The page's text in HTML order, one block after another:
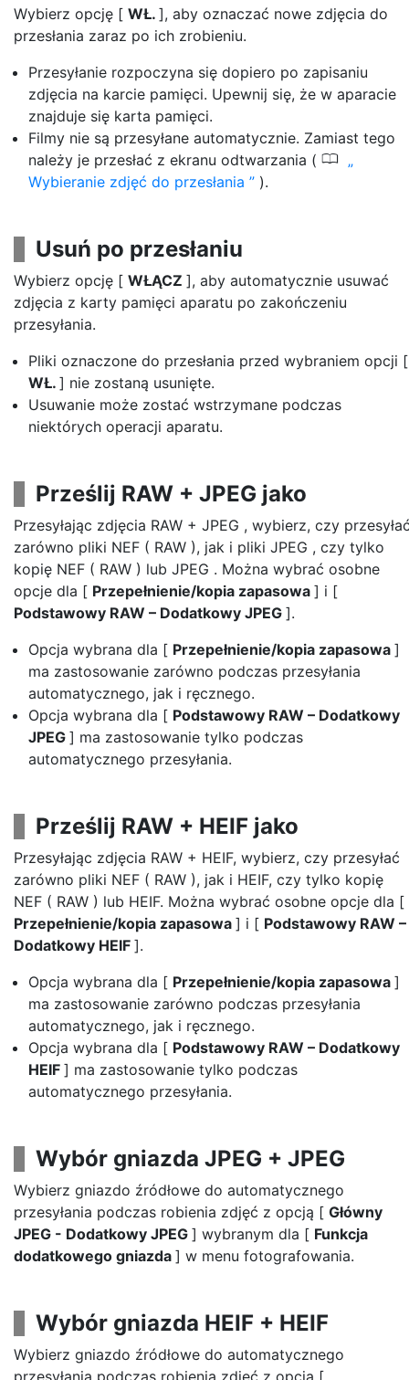
Wybierz opcję [ WŁ. ], aby oznaczać nowe zdjęcia do
przesłania zaraz po ich zrobieniu.
Przesyłanie rozpoczyna się dopiero po zapisaniu
zdjęcia na karcie pamięci. Upewnij się, że w aparacie
znajduje się karta pamięci.
Filmy nie są przesyłane automatycznie. Zamiast tego
należy je przesłać z ekranu odtwarzania ( 0
Wybieranie zdjęć do przesłania ).
Usuń po przesłaniu
Wybierz opcję [ WŁĄCZ ], aby automatycznie usuwać
zdjęcia z karty pamięci aparatu po zakończeniu
przesyłania.
Pliki oznaczone do przesłania przed wybraniem opcji [
WŁ. ] nie zostaną usunięte.
Usuwanie może zostać wstrzymane podczas
niektórych operacji aparatu.
Prześlij RAW + JPEG jako
Przesyłając zdjęcia RAW + JPEG , wybierz, czy
zarówno pliki NEF ( RAW ), jak i pliki JPEG , czy tylko
kopię NEF ( RAW ) lub JPEG . Można wybrać osobne
opcje dla [ Przepełnienie/kopia zapasowa ] i [
Podstawowy RAW – Dodatkowy JPEG ].
Opcja wybrana dla [ Przepełnienie/kopia zapasowa ]
ma zastosowanie zarówno podczas przesyłania
automatycznego, jak i ręcznego.
Opcja wybrana dla [ Podstawowy RAW – Dodatkowy
JPEG ] ma zastosowanie tylko podczas
automatycznego przesyłania.
Prześlij RAW + HEIF jako
Przesyłając zdjęcia RAW + HEIF, wybierz, czy przesyłać
zarówno pliki NEF ( RAW ), jak i HEIF, czy tylko kopię
NEF ( RAW ) lub HEIF. Można wybrać osobne opcje dla [
Przepełnienie/kopia zapasowa ] i [ Podstawowy RAW –
Dodatkowy HEIF ].
Opcja wybrana dla [ Przepełnienie/kopia zapasowa ]
ma zastosowanie zarówno podczas przesyłania
automatycznego, jak i ręcznego.
Opcja wybrana dla [ Podstawowy RAW – Dodatkowy
HEIF ] ma zastosowanie tylko podczas
automatycznego przesyłania.
Wybór gniazda JPEG + JPEG
Wybierz gniazdo źródłowe do automatycznego
przesyłania podczas robienia zdjęć z opcją [ Główny
JPEG - Dodatkowy JPEG ] wybranym dla [ Funkcja
dodatkowego gniazda ] w menu fotografowania.
Wybór gniazda HEIF + HEIF
Wybierz gniazdo źródłowe do automatycznego
przesyłania podczas robienia zdjęć z opcją [